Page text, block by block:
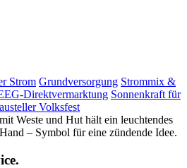
Strom Grundversorgung Strommix &
Direktvermarktung Sonnenkraft für
Volksfest